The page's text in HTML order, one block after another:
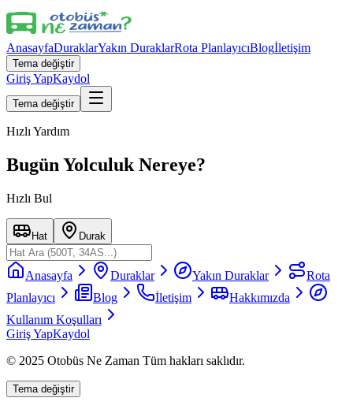
AnasayfaDuraklarYakın DuraklarRota PlanlayıcıBlogİletişim
Tema değiştir
Giriş YapKaydol
Tema değiştir
Hızlı Yardım
Bugün Yolculuk Nereye?
Hızlı Bul
Hat Durak
Anasayfa Duraklar Yakın Duraklar
Rota
Planlayıcı
Blog İletişim
Hakkımızda
Kullanım Koşulları
Giriş YapKaydol
© 2025 Otobüs Ne Zaman Tüm hakları saklıdır.
Tema değiştir